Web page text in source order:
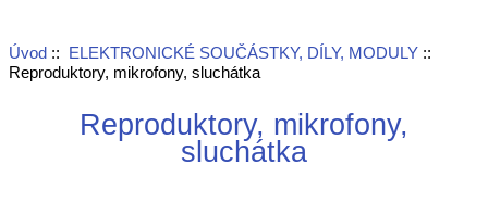
Úvod:: ELEKTRONICKÉ SOUČÁSTKY, DÍLY, MODULY::
Reproduktory, mikrofony, sluchátka
Reproduktory, mikrofony,
sluchátka